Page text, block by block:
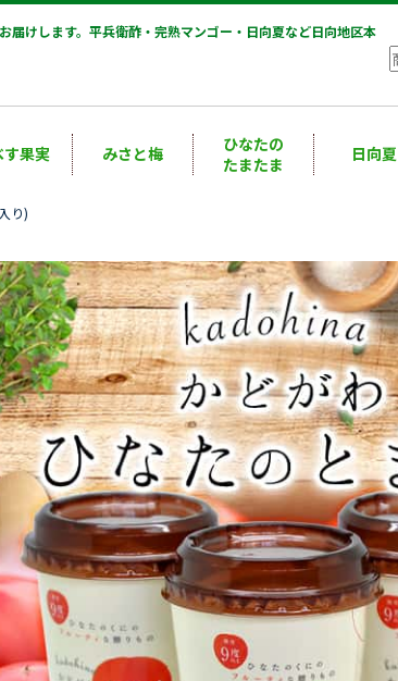
けします。平兵衛酢・完熟マンゴー・日向夏など日向地区本
す果実 みさと梅
ひなたの
たまたま
日向夏
り)